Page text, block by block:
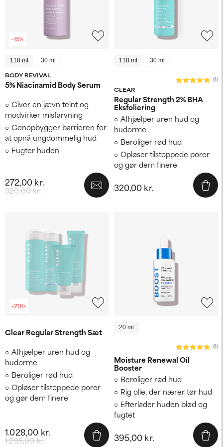
-15%
118 ml 30 ml
BODY REVIVAL
5% Niacinamid Body Serum
Giver en jævn teint og
modvirker misfarvning
Genopbygger barrieren for
at opnå ungdommelig hud
Fugter huden
320,00 kr.
272,00 kr.
118 ml 30 ml
CLEAR
(1)
Regular Strength 2% BHA
Eksfoliering
Afhjælper uren hud og
hudorme
Beroliger rød hud
Opløser tilstoppede porer
og gør dem finere
320,00 kr.
-20%
Clear Regular Strength Sæt
Afhjælper uren hud og
hudorme
Beroliger rød hud
Opløser tilstoppede porer
og gør dem finere
1.285,00 kr.
1.028,00 kr.
20 ml
(1)
Moisture Renewal Oil
Booster
Beroliger rød hud
Rig olie, der nærer tør hud
Efterlader huden blød og
fugtet
395,00 kr.